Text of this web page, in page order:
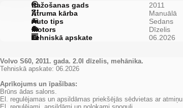
Ražošanas gads
2011
Ātruma kārba
Manuālā
Auto tips
Sedans
Motors
Dīzelis
Tehniskā apskate
06.2026
Volvo S60, 2011. gada. 2.0l dīzelis, mehānika.
Tehniskā apskate: 06.2026
Aprīkojums un īpašības:
Brūns ādas salons.
El. regulējamas un apsildāmas priekšējās sēdvietas ar atmiņu.